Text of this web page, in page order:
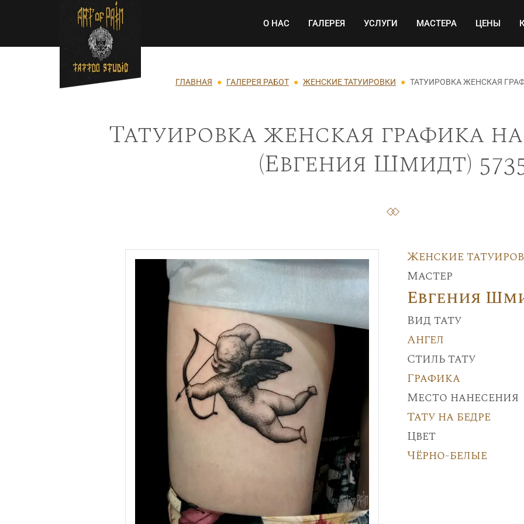
Перейти к основному содержанию Основная навигация
О НАС ГАЛЕРЕЯ УСЛУГИ МАСТЕРА ЦЕНЫ
Строка навигации
ГЛАВНАЯ ГАЛЕРЕЯ РАБОТ ЖЕНСКИЕ ТАТУИРОВКИ ТАТУИРОВКА ЖЕНСКАЯ
Татуировка женская графика
(Евгения Шмидт)
Женские
Мастер
Евгения
Вид тату
Ангел
Стиль тату
Графика
Место нанесения
Тату на бедре
Цвет
Чёрно-белые